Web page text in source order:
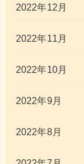
2022年12月
2022年11月
2022年10月
2022年9月
2022年8月